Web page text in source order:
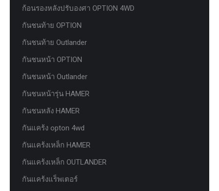
ก้อนรองหลังปรับองศา OPTION 4WD
กันชนท้าย OPTION
กันชนท้าย Outlander
กันชนหน้า OPTION
กันชนหน้า Outlander
กันชนหน้ารุ่น HAMER
กันชนหลัง HAMER
กันแคร้ง opton 4wd
กันแคร้งเหล็ก HAMER
กันแคร้งเหล็ก OUTLANDER
กันแคร้งแร็พเตอร์